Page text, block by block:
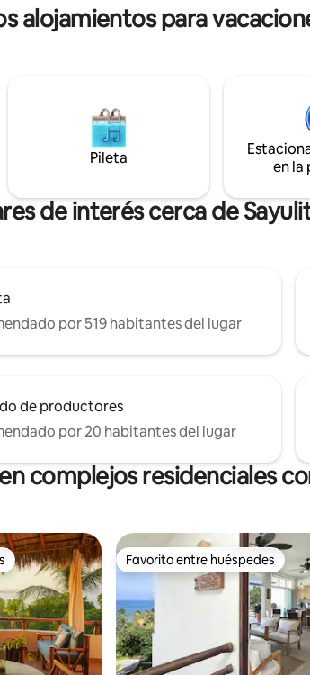
size y aire
Sala
concurrida
que hay
parte delantera de las casitas
patio a través de un enorme
que nuestras Casitas 1-4
mismo diseño y hermosas vistas
Nuestra galería es una
imágenes de diferentes
alojamientos para
Pileta
en la
de interés cerca de
por 519 habitantes del lugar
de productores
por 20 habitantes del lugar
complejos residenciales
Favorito entre huéspedes
Favorito entre huéspedes